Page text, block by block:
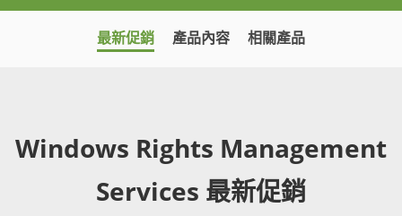
最新促銷 產品內容 相關產品
Windows Rights Management
Services 最新促銷